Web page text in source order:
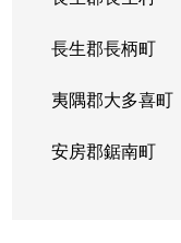
長生郡長柄町
夷隅郡大多喜町
安房郡鋸南町